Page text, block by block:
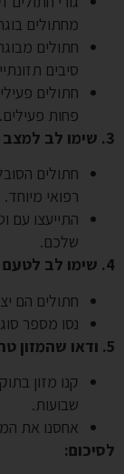
מחתולים
חתולים
סיבים
חתולים
פחות פעילים.
3. שימו לב למצב בריאותו של החתול:
חתולים
רפואי מיוחד.
התייעצו עם
שלכם.
4. שימו לב לטעם ולריח:
חתולים הם
נסו מספר
5. ודאו שהמזון טרי:
קנו מזון
שבועות.
אחסנו את
לסיכום: